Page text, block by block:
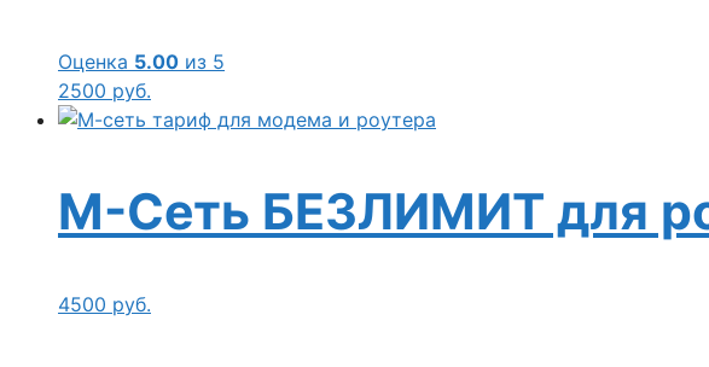
Оценка 5.00 из 5
2500 руб.
М-Сеть БЕЗЛИМИТ для
4500 руб.